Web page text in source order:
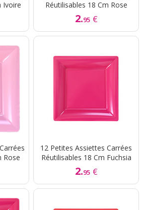
Ivoire
Réutilisables 18 Cm Rose
2.95 €
Rose
12 Petites Assiettes Carrées
Réutilisables 18 Cm Fuchsia
2.95 €